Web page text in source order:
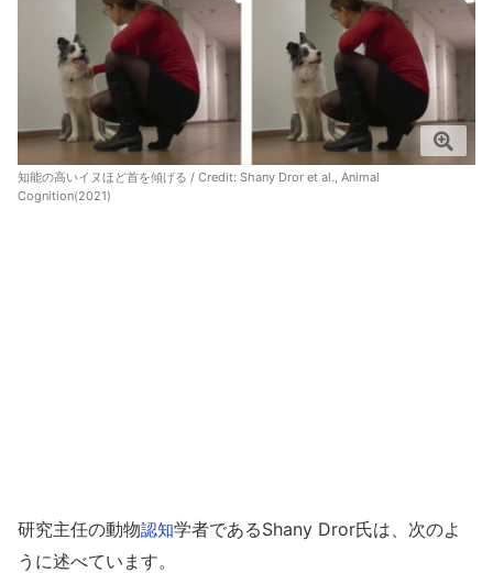
知能の高いイヌほど首を傾げる / Credit: Shany Dror et al., Animal
Cognition(2021)
研究主任の動物認知学者であるShany Dror氏は、次のよ
うに述べています。